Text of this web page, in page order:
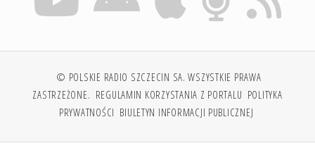
© POLSKIE RADIO SZCZECIN SA. WSZYSTKIE PRAWA
ZASTRZEŻONE. REGULAMIN KORZYSTANIA Z PORTALU POLITYKA
PRYWATNOŚCI BIULETYN INFORMACJI PUBLICZNEJ